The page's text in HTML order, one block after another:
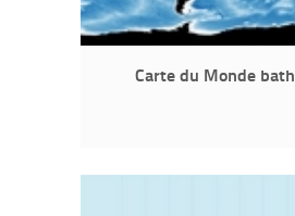
Carte du Monde